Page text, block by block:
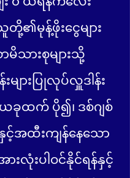
၏မုန့်ဖိုးငွေများ
မိသားစုများသို့
ျားပြုလုပ်လှူဒါန်း
ခုထက် ပို၍၊ ဒစ်ဂျစ်
အထီးကျန်နေသော
ားလုံးပါဝင်နိုင်ရန်နှင့်